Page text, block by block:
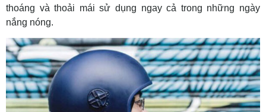
thoáng và thoải mái sử dụng ngay cả trong những ngày
nắng nóng.